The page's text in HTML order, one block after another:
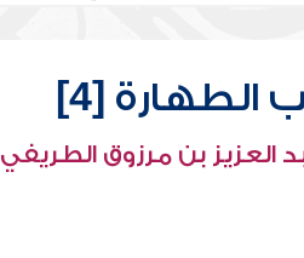
الطهارة [4]
العزيز بن مرزوق الطريفي